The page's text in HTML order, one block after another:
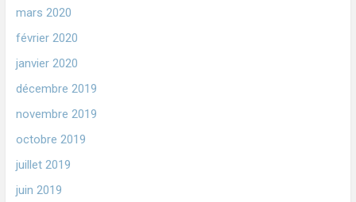
mars 2020
février 2020
janvier 2020
décembre 2019
novembre 2019
octobre 2019
juillet 2019
juin 2019